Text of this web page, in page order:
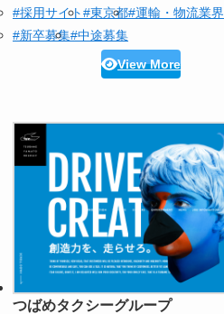
#採用サイト#東京都#運輸・物流業界
#新卒募集#中途募集
View More
つばめタクシーグループ